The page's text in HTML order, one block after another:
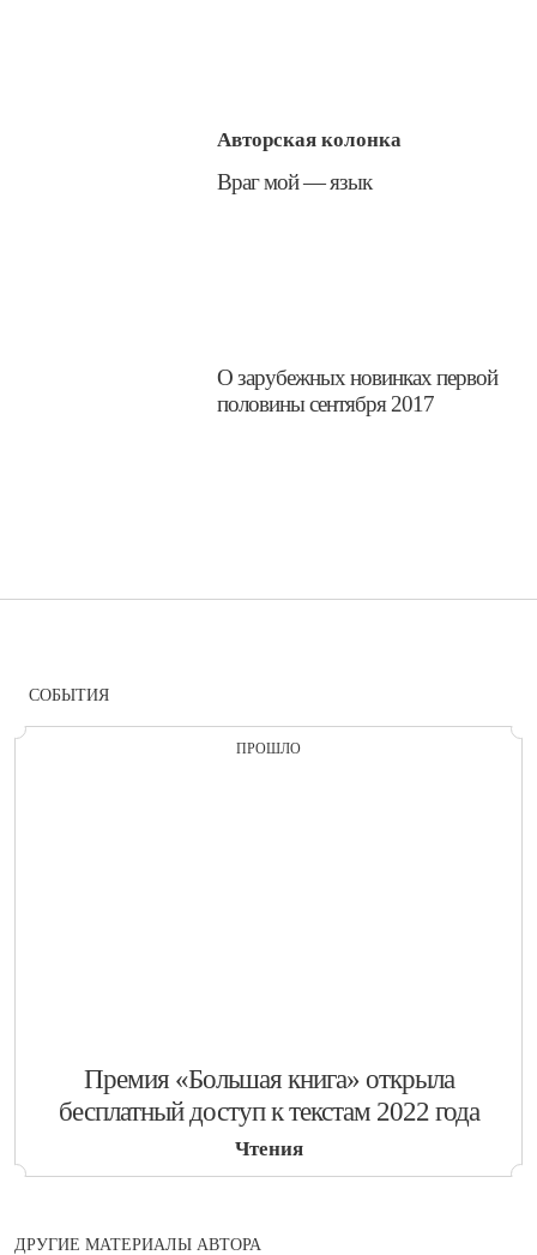
Авторская колонка
​​Враг мой — язык
​О зарубежных новинках первой
половины сентября 2017
СОБЫТИЯ
ПРОШЛО
​Премия «Большая книга» открыла
бесплатный доступ к текстам 2022 года
Чтения
ДРУГИЕ МАТЕРИАЛЫ АВТОРА